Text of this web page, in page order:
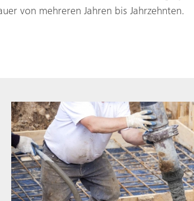
von mehreren Jahren bis Jahrzehnten.